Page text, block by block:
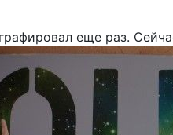
еще раз.